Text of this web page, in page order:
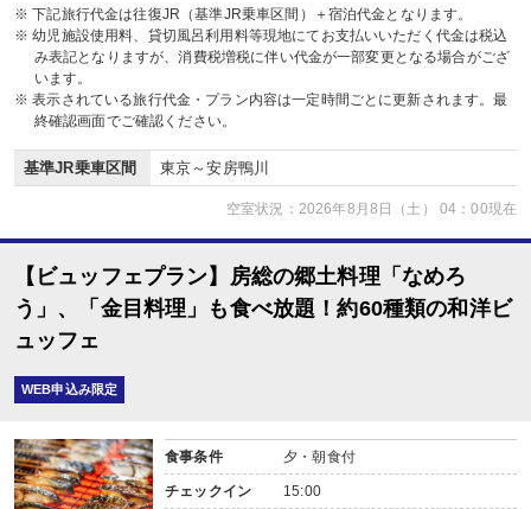
※ 下記旅行代金は往復JR（基準JR乗車区間）＋宿泊代金となります。
※ 幼児施設使用料、貸切風呂利用料等現地にてお支払いいただく代金は税込
み表記となりますが、消費税増税に伴い代金が一部変更となる場合がござ
います。
※ 表示されている旅行代金・プラン内容は一定時間ごとに更新されます。最
終確認画面でご確認ください。
基準JR乗車区間 東京～安房鴨川
空室状況：2026年8月8日（土） 04：00現在
【ビュッフェプラン】房総の郷土料理「なめろ
う」、「金目料理」も食べ放題！約60種類の和洋ビ
ュッフェ
WEB申込み限定
食事条件 夕・朝食付
チェックイン 15:00